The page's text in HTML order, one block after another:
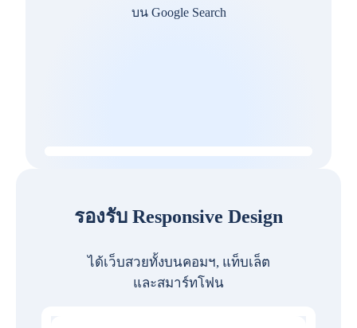
บน Google Search
รองรับ Responsive Design
ได้เว็บสวยทั้งบนคอมฯ, แท็บเล็ต
และสมาร์ทโฟน